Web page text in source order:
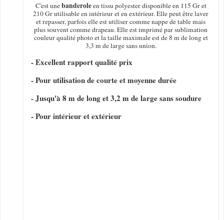
C'est unebanderoleen tissu polyester disponible en 115 Gr et
210 Gr utilisable en intérieur et en extérieur. Elle peut être laver
et repasser, parfois elle est utiliser comme nappe de table mais
plus souvent comme drapeau. Elle est imprimé par sublimation
couleur qualité photo et la taille maximale est de 8 m de long et
3,3 m de large sans union.
- Excellent rapport qualité prix
- Pour utilisation de courte et moyenne durée
- Jusqu'à 8 m de long et 3,2 m de large sans soudure
- Pour intérieur et extérieur